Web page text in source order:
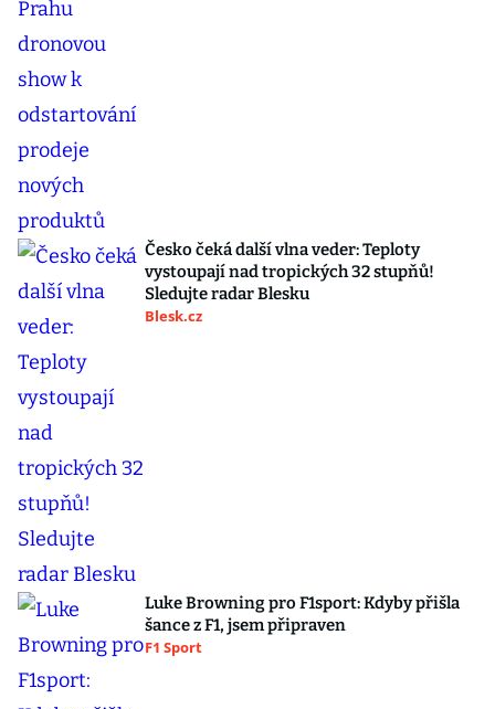
Česko čeká další vlna veder: Teploty
vystoupají nad tropických 32 stupňů!
Sledujte radar Blesku
Blesk.cz
Luke Browning pro F1sport: Kdyby přišla
šance z F1, jsem připraven
F1 Sport